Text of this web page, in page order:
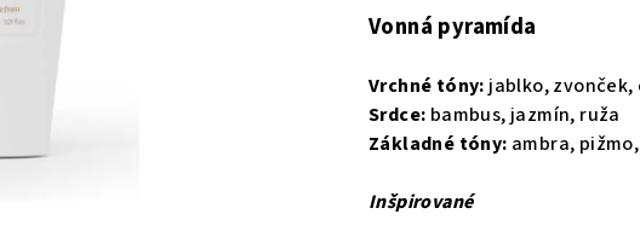
5
hviezdičiek.
Vonná pyramída
Vrchné tóny: jablko,
Srdce: bambus, jazmín, ruža
Základné tóny: ambra,
Inšpirované